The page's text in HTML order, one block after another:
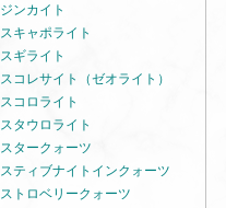
ジンカイト
スキャポライト
スギライト
スコレサイト（ゼオライト）
スコロライト
スタウロライト
スタークォーツ
スティブナイトインクォーツ
ストロベリークォーツ